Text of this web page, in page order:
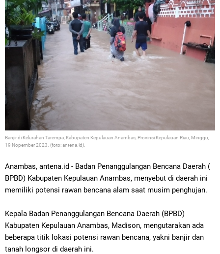
Banjir di Kelurahan Tarempa, Kabupaten Kepulauan Anambas, Provinsi Kepulauan Riau, Minggu,
19 Nopember 2023. (foto: antena.id).
Anambas, antena.id - Badan Penanggulangan Bencana Daerah (
BPBD) Kabupaten Kepulauan Anambas, menyebut di daerah ini
memiliki potensi rawan bencana alam saat musim penghujan.
Kepala Badan Penanggulangan Bencana Daerah (BPBD)
Kabupaten Kepulauan Anambas, Madison, mengutarakan ada
beberapa titik lokasi potensi rawan bencana, yakni banjir dan
tanah longsor di daerah ini.